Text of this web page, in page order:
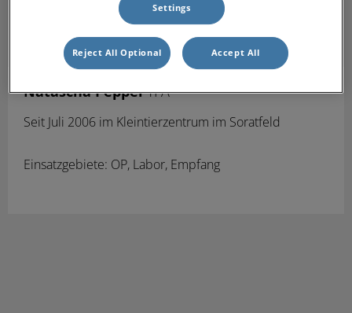
Natascha PeppelTFA
Seit Juli 2006 im Kleintierzentrum im Soratfeld
Einsatzgebiete: OP, Labor, Empfang
Settings
Reject All Optional Accept All